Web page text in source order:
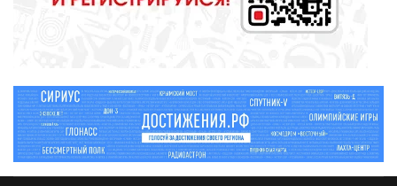
многоборье «Сила Урала»